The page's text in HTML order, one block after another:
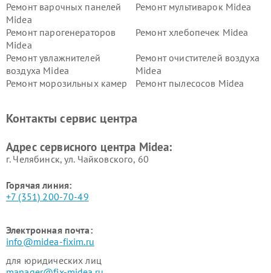
Ремонт варочных панелей
Midea
Ремонт мультиварок Midea
Ремонт парогенераторов
Midea
Ремонт хлебопечек Midea
Ремонт увлажнителей
воздуха Midea
Ремонт очистителей воздуха
Midea
Ремонт морозильных камер
Ремонт пылесосов Midea
пылесосов Midea
Midea
Контакты сервис центра
Адрес сервисного центра Midea:
г. Челябинск, ул. Чайковского, 60
Горячая линия:
+7 (351) 200-70-49
Электронная почта:
info@midea-fixim.ru
для юридических лиц